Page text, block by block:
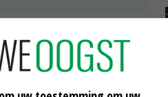
in tegenstelling tot de
makkelijke prooien in